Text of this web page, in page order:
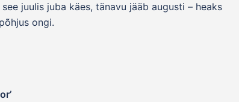
juulis juba käes, tänavu jääb augusti – heaks
ongi.